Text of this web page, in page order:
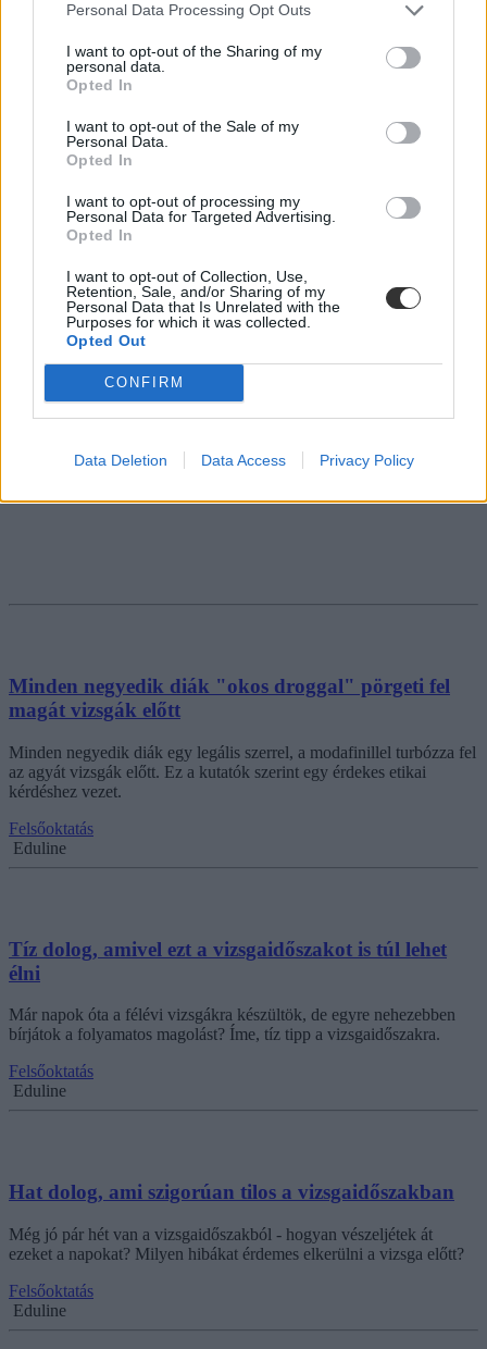
Personal Data Processing Opt Outs
I want to opt-out of the Sharing of my
personal data.
Opted In
I want to opt-out of the Sale of my
Personal Data.
Opted In
I want to opt-out of processing my
Personal Data for Targeted Advertising.
Opted In
I want to opt-out of Collection, Use,
Retention, Sale, and/or Sharing of my
Personal Data that Is Unrelated with the
Purposes for which it was collected.
Opted Out
CONFIRM
Data Deletion Data Access Privacy Policy
Már napok óta a félévi vizsgákra készültök, de egyre nehezebben
bírjátok a folyamatos magolást? Íme pár tipp a vizsgaidőszakra.
Felsőoktatás
Minden negyedik diák "okos droggal" pörgeti fel
magát vizsgák előtt
Minden negyedik diák egy legális szerrel, a modafinillel turbózza fel
az agyát vizsgák előtt. Ez a kutatók szerint egy érdekes etikai
kérdéshez vezet.
Felsőoktatás
Eduline
Tíz dolog, amivel ezt a vizsgaidőszakot is túl lehet
élni
Már napok óta a félévi vizsgákra készültök, de egyre nehezebben
bírjátok a folyamatos magolást? Íme, tíz tipp a vizsgaidőszakra.
Felsőoktatás
Eduline
Hat dolog, ami szigorúan tilos a vizsgaidőszakban
Még jó pár hét van a vizsgaidőszakból - hogyan vészeljétek át
ezeket a napokat? Milyen hibákat érdemes elkerülni a vizsga előtt?
Felsőoktatás
Eduline